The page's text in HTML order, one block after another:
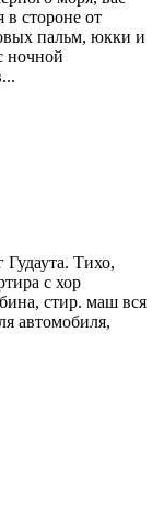
стороне от
пальм, юкки и
ночной
Тихо,
с хор
стир. маш вся
автомобиля,